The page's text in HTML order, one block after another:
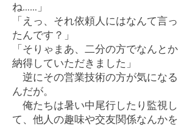
ね……」
「えっ、それ依頼人にはなんて言っ
たんです？」
「そりゃまあ、二分の方でなんとか
納得していただきました」
逆にその営業技術の方が気になる
んだが。
俺たちは暑い中尾行したり監視し
て、他人の趣味や交友関係なんかを